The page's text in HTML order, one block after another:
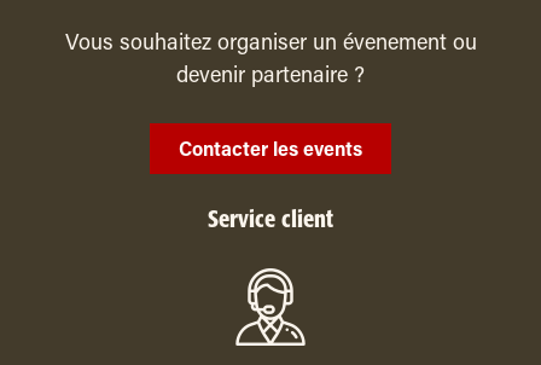
Vous souhaitez organiser un évenement ou
devenir partenaire ?
Contacter les events
Service client